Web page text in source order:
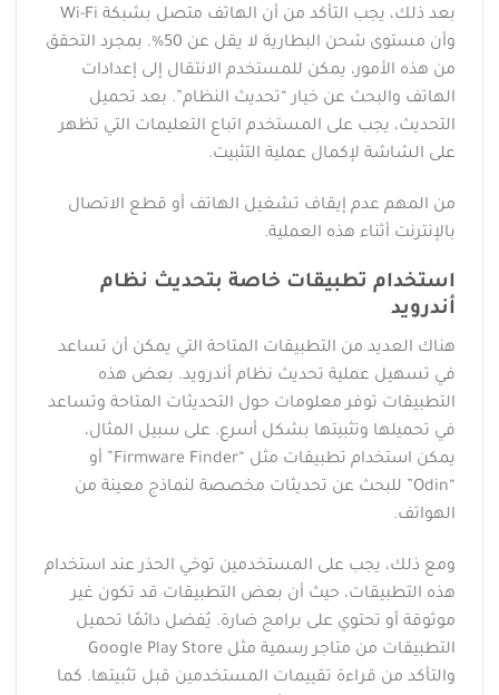
بعد ذلك، يجب التأكد من أن الهاتف متصل بشبكة Wi-Fi
وأن مستوى شحن البطارية لا يقل عن 50%. بمجرد التحقق
من هذه الأمور، يمكن للمستخدم الانتقال إلى إعدادات
الهاتف والبحث عن خيار “تحديث النظام”. بعد تحميل
التحديث، يجب على المستخدم اتباع التعليمات التي تظهر
على الشاشة لإكمال عملية التثبيت.
من المهم عدم إيقاف تشغيل الهاتف أو قطع الاتصال
بالإنترنت أثناء هذه العملية.
استخدام تطبيقات خاصة بتحديث نظام
أندرويد
هناك العديد من التطبيقات المتاحة التي يمكن أن تساعد
في تسهيل عملية تحديث نظام أندرويد. بعض هذه
التطبيقات توفر معلومات حول التحديثات المتاحة وتساعد
في تحميلها وتثبيتها بشكل أسرع. على سبيل المثال،
يمكن استخدام تطبيقات مثل “Firmware Finder” أو
“Odin” للبحث عن تحديثات مخصصة لنماذج معينة من
الهواتف.
ومع ذلك، يجب على المستخدمين توخي الحذر عند استخدام
هذه التطبيقات، حيث أن بعض التطبيقات قد تكون غير
موثوقة أو تحتوي على برامج ضارة. يُفضل دائمًا تحميل
التطبيقات من متاجر رسمية مثل Google Play Store
والتأكد من قراءة تقييمات المستخدمين قبل تثبيتها. كما